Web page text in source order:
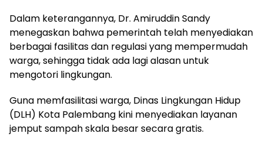
​Dalam keterangannya, Dr. Amiruddin Sandy
menegaskan bahwa pemerintah telah menyediakan
berbagai fasilitas dan regulasi yang mempermudah
warga, sehingga tidak ada lagi alasan untuk
mengotori lingkungan.
​Guna memfasilitasi warga, Dinas Lingkungan Hidup
(DLH) Kota Palembang kini menyediakan layanan
jemput sampah skala besar secara gratis.